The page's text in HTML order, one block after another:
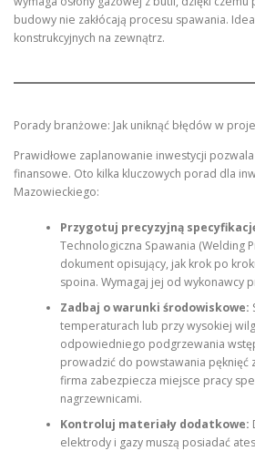
budowy nie zakłócają procesu spawania.
konstrukcyjnych na zewnątrz.
Porady branżowe: Jak uniknąć błędów w
Prawidłowe zaplanowanie inwestycji
finansowe. Oto kilka kluczowych porad dla
Mazowieckiego:
Przygotuj precyzyjną
Technologiczna Spawania (Welding
dokument opisujący, jak krok po
spoina. Wymagaj jej od wykonawcy
Zadbaj o warunki środowiskowe:
temperaturach lub przy wysokiej
odpowiedniego podgrzewania
prowadzić do powstawania pęknięć
firma zabezpiecza miejsce pracy
nagrzewnicami.
Kontroluj materiały dodatkowe:
elektrody i gazy muszą posiadać